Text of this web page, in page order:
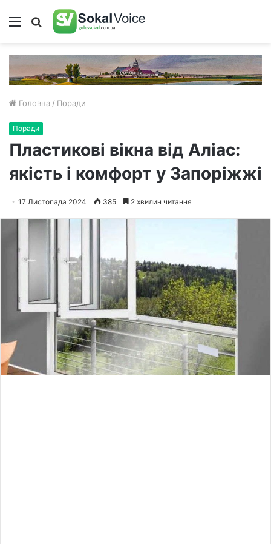
Меню Пошук
Головна / Поради
Поради
Пластикові вікна від Аліас:
якість і комфорт у Запоріжжі
17 Листопада 2024 385 2 хвилин читання